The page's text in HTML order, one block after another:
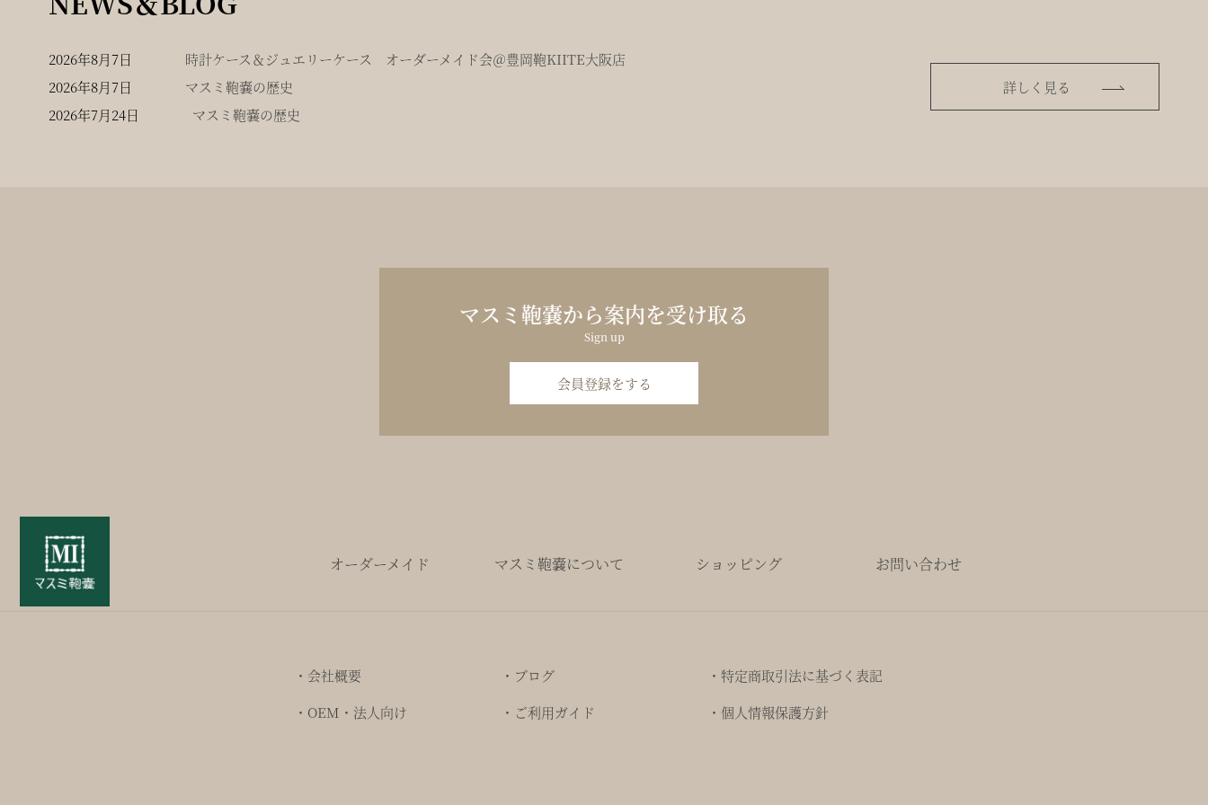
2026年8月7日
時計ケース＆ジュエリーケース オーダーメイド会＠豊岡鞄KIITE大阪店
2026年8月7日
マスミ鞄嚢の歴史
2026年7月24日
マスミ鞄嚢の歴史
詳しく見る
マスミ鞄嚢から案内を受け取る
Sign up
会員登録をする
オーダーメイド マスミ鞄嚢について ショッピング お問い合わせ
・会社概要 ・ブログ
・特定商取引法に基づく表記
・OEM・法人向け
・ご利用ガイド ・個人情報保護方針